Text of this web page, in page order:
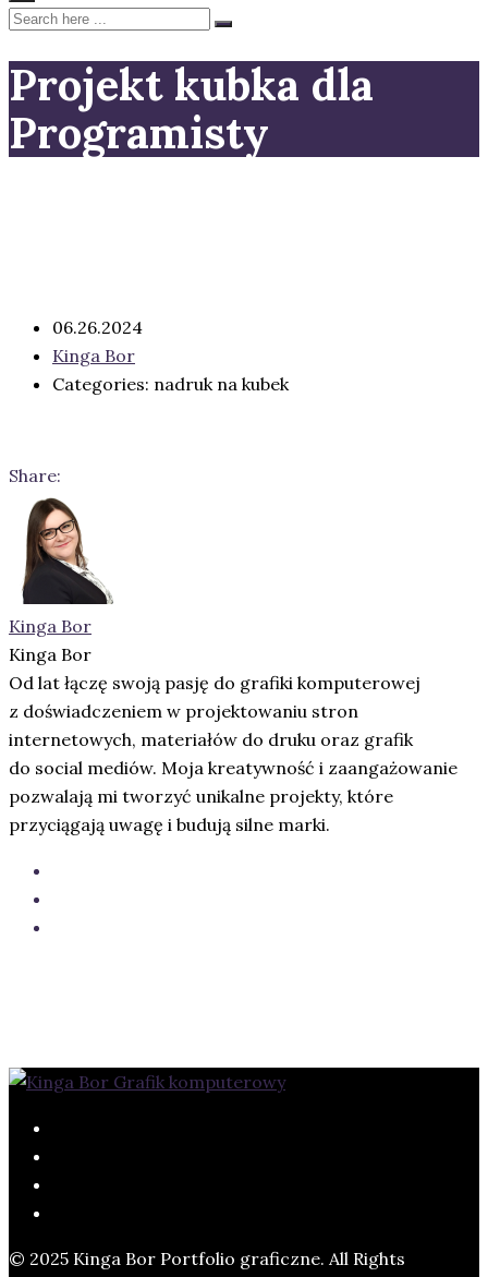
Projekt kubka dla
Programisty
06.26.2024
Kinga Bor
Categories: nadruk na kubek
Share:
Kinga Bor
Kinga Bor
Od lat łączę swoją pasję do grafiki komputerowej
z doświadczeniem w projektowaniu stron
internetowych, materiałów do druku oraz grafik
do social mediów. Moja kreatywność i zaangażowanie
pozwalają mi tworzyć unikalne projekty, które
przyciągają uwagę i budują silne marki.
© 2025 Kinga Bor Portfolio graficzne. All Rights